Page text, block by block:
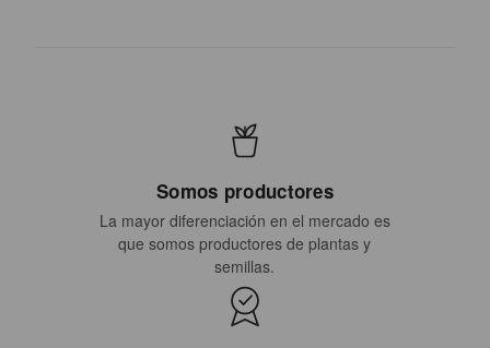
Somos productores
La mayor diferenciación en el mercado es
que somos productores de plantas y
semillas.